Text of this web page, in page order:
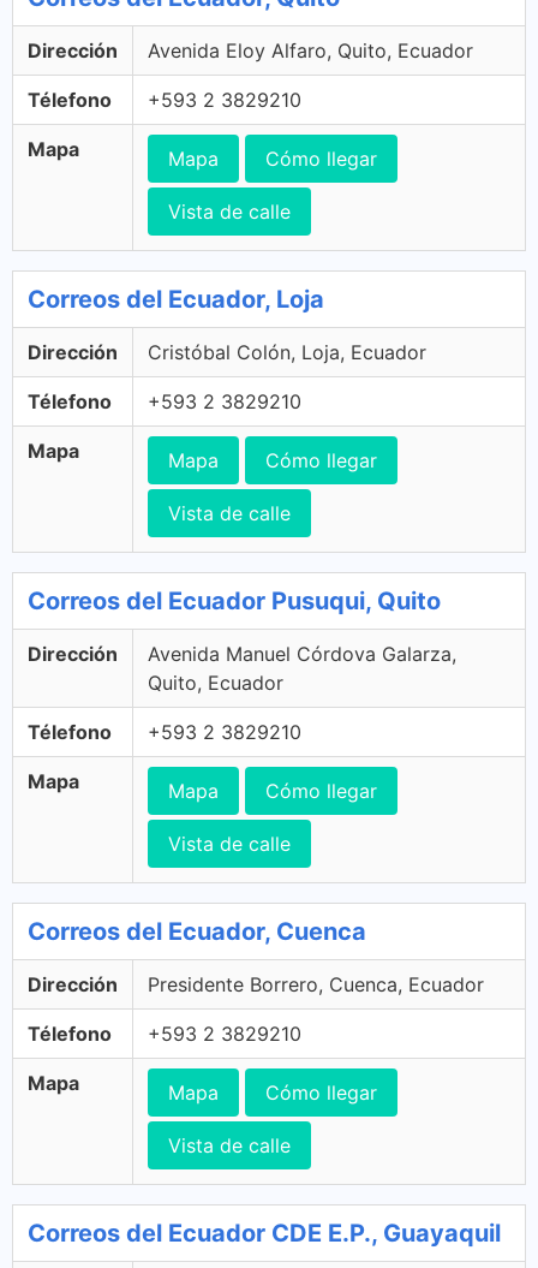
Dirección Avenida Eloy Alfaro, Quito, Ecuador
Télefono +593 2 3829210
Mapa Mapa Cómo llegar
Vista de calle
Correos del Ecuador, Loja
Dirección Cristóbal Colón, Loja, Ecuador
Télefono +593 2 3829210
Mapa Mapa Cómo llegar
Vista de calle
Correos del Ecuador Pusuqui, Quito
Dirección
Avenida Manuel Córdova Galarza,
Quito, Ecuador
Télefono +593 2 3829210
Mapa Mapa Cómo llegar
Vista de calle
Correos del Ecuador, Cuenca
Dirección Presidente Borrero, Cuenca, Ecuador
Télefono +593 2 3829210
Mapa Mapa Cómo llegar
Vista de calle
Correos del Ecuador CDE E.P., Guayaquil